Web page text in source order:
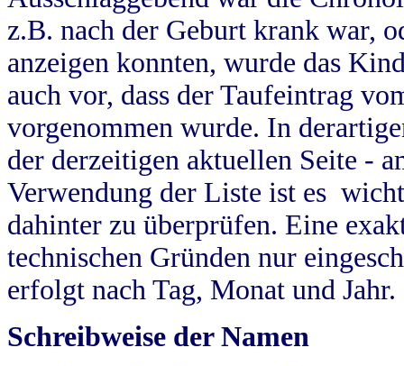
z.B. nach der Geburt krank war,
anzeigen konnten, wurde das
auch vor, dass der Taufeintrag
vorgenommen wurde. In
der derzeitigen aktuellen Seite -
Verwendung der Liste ist es
dahinter zu überprüfen. Eine
technischen Gründen nur
erfolgt nach Tag, Monat und Jahr.
Schreibweise der Namen